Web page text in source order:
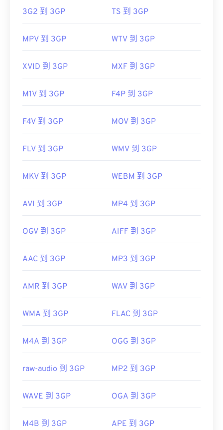
https://en.wikipedia.org/wiki/3GP_and_3G2
3G2 到 3GP TS 到 3GP
MPV 到 3GP WTV 到 3GP
XVID 到 3GP MXF 到 3GP
M1V 到 3GP F4P 到 3GP
F4V 到 3GP MOV 到 3GP
FLV 到 3GP WMV 到 3GP
MKV 到 3GP WEBM 到 3GP
AVI 到 3GP MP4 到 3GP
OGV 到 3GP AIFF 到 3GP
AAC 到 3GP MP3 到 3GP
AMR 到 3GP WAV 到 3GP
WMA 到 3GP FLAC 到 3GP
M4A 到 3GP OGG 到 3GP
raw-audio 到 3GP MP2 到 3GP
WAVE 到 3GP OGA 到 3GP
M4B 到 3GP APE 到 3GP